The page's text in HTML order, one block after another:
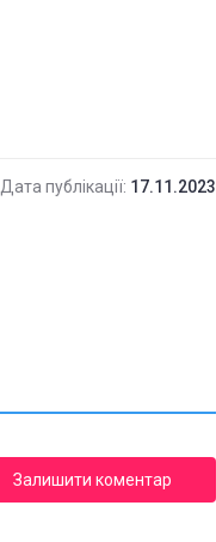
Дата публікації: 17.11.2023
Залишити коментар